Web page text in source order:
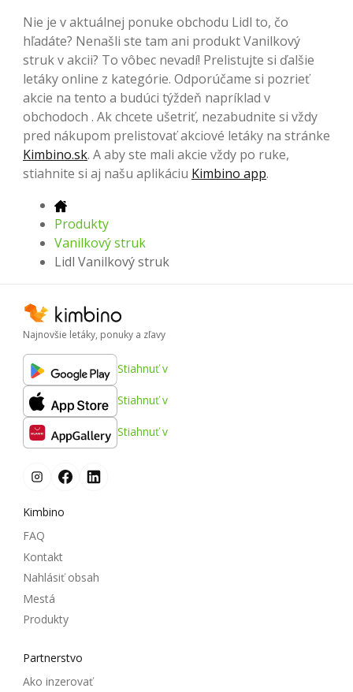
Nie je v aktuálnej ponuke obchodu Lidl to, čo
hľadáte? Nenašli ste tam ani produkt Vanilkový
struk v akcii? To vôbec nevadí! Prelistujte si ďalšie
letáky online z kategórie. Odporúčame si pozrieť
akcie na tento a budúci týždeň napríklad v
obchodoch . Ak chcete ušetriť, nezabudnite si vždy
pred nákupom prelistovať akciové letáky na stránke
Kimbino.sk. A aby ste mali akcie vždy po ruke,
stiahnite si aj našu aplikáciu Kimbino app.
Produkty
Vanilkový struk
Lidl Vanilkový struk
Najnovšie letáky, ponuky a zľavy
Stiahnuť v
Stiahnuť v
Stiahnuť v
Kimbino
FAQ
Kontakt
Nahlásiť obsah
Mestá
Produkty
Partnerstvo
Ako inzerovať